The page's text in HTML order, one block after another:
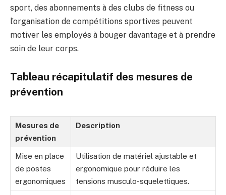
sport, des abonnements à des clubs de fitness ou
l’organisation de compétitions sportives peuvent
motiver les employés à bouger davantage et à prendre
soin de leur corps.
Tableau récapitulatif des mesures de
prévention
Mesures de
prévention
Description
Mise en place
de postes
ergonomiques
Utilisation de matériel ajustable et
ergonomique pour réduire les
tensions musculo-squelettiques.